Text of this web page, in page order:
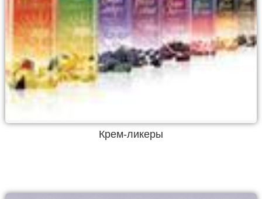
Крем-ликеры